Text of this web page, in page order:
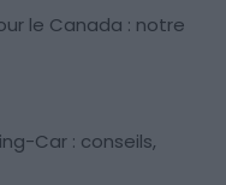
le Canada : notre
Car : conseils,